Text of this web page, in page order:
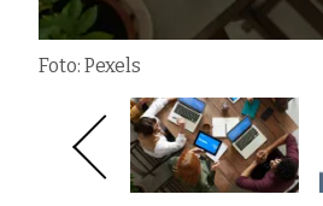
Foto: Pexels